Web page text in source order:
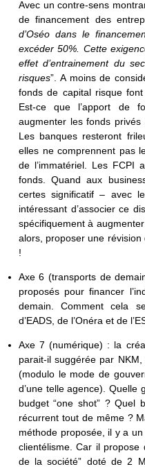
Avec un contre-sens
de financement des
d’Oséo dans le
excéder 50%. Cette
effet d’entrainement du
risques”. A moins de
fonds de capital risque
Est-ce que l’apport de
augmenter les fonds privés
Les banques resteront
elles ne comprennent pas
de l’immatériel. Les FCPI
fonds. Quand aux
certes significatif – avec
intéressant d’associer ce
spécifiquement à
alors, proposer une
!
Axe 6 (transports de
proposés pour financer
demain. Comment cela
d’EADS, de l’Onéra et de
Axe 7 (numérique) : la
parait-il suggérée par
(modulo le mode de
d’une telle agence). Quelle
budget “one shot” ? Quel
récurrent tout de même ?
méthode proposée, il y a
clientélisme. Car il propose
de la société” doté de 2